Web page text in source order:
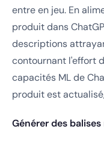
entre en jeu. En
produit dans
descriptions
contournant l'effort
capacités ML de
produit est
Générer des